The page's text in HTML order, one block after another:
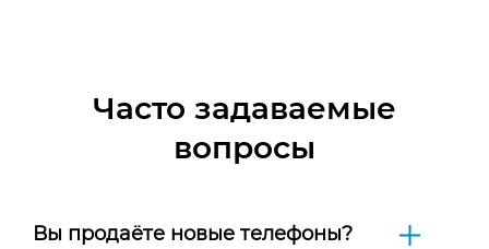
Часто задаваемые
вопросы
Вы продаёте новые телефоны?